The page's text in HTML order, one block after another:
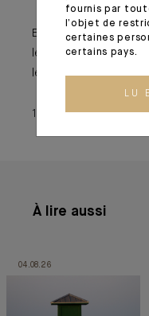
Enfin, le suivi
le fonds dédié ne se
le compte de
17 décembre 2019
À lire aussi
04.08.26
fournis par
l’objet de
certaines
certains pays.
LU